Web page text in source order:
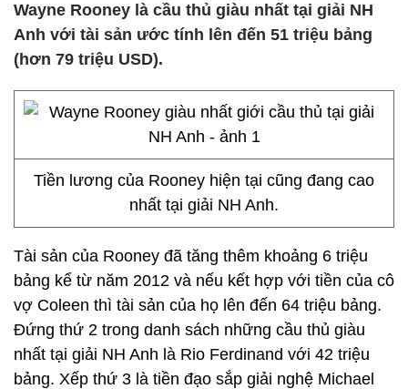
Wayne Rooney là cầu thủ giàu nhất tại giải NH
Anh với tài sản ước tính lên đến 51 triệu bảng
(hơn 79 triệu USD).
Tiền lương của Rooney hiện tại cũng đang cao
nhất tại giải NH Anh.
Tài sản của Rooney đã tăng thêm khoảng 6 triệu
bảng kể từ năm 2012 và nếu kết hợp với tiền của cô
vợ Coleen thì tài sản của họ lên đến 64 triệu bảng.
Đứng thứ 2 trong danh sách những cầu thủ giàu
nhất tại giải NH Anh là Rio Ferdinand với 42 triệu
bảng. Xếp thứ 3 là tiền đạo sắp giải nghệ Michael